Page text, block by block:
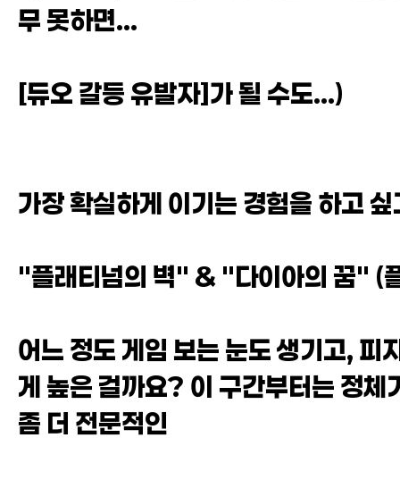
무 못하면...
[듀오 갈등 유발자]가 될 수도...)
가장 확실하게 이기는 경험을 하고
"플래티넘의 벽" & "다이아의 꿈" (
어느 정도 게임 보는 눈도 생기고, 피
게 높은 걸까요? 이 구간부터는 정
좀 더 전문적인